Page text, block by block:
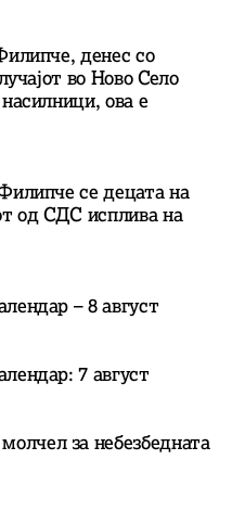
денес со
во Ново Село
ова е
се децата на
од СДС исплива на
– 8 август
7 август
за небезбедната